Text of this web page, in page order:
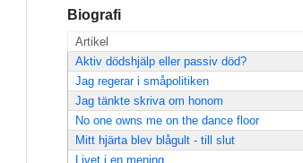
Biografi
Artikel
Aktiv dödshjälp eller passiv död?
Jag regerar i småpolitiken
Jag tänkte skriva om honom
No one owns me on the dance floor
Mitt hjärta blev blågult - till slut
Livet i en mening